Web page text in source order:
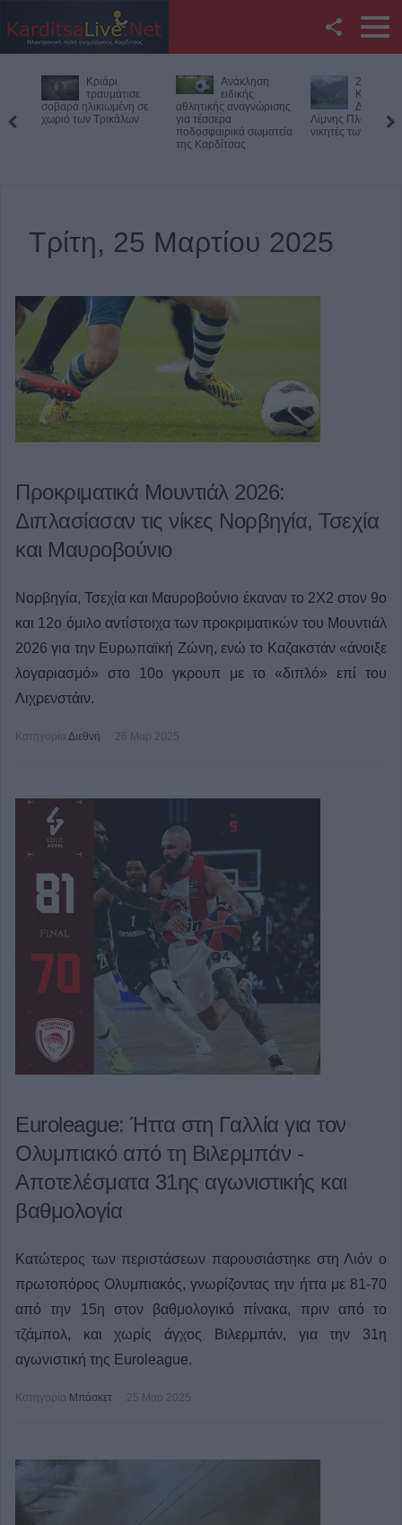
Twitter
YouTube
Επικοινωνία με το
KarditsaLive.Net
Ανάκληση
ειδικής
αθλητικής αναγνώρισης
για τέσσερα
27ος
Κολυμβητικός
Διάπλους
Λίμνης Πλαστήρα: Οι
νικητές των αγώνων
τροχαίο
33χρονο
μοτοσικλετιστή
Πιερία
Τρίτη, 25 Μαρτίου 2025
Προκριματικά Μουντιάλ 2026:
Διπλασίασαν τις νίκες Νορβηγία, Τσεχία
και Μαυροβούνιο
Νορβηγία, Τσεχία και Μαυροβούνιο έκαναν το 2Χ2 στον 9ο
και 12ο όμιλο αντίστοιχα των προκριματικών του Μουντιάλ
2026 για την Ευρωπαϊκή Ζώνη, ενώ το Καζακστάν «άνοιξε
λογαριασμό» στο 10ο γκρουπ με το «διπλό» επί του
Λιχρενστάιν.
Κατηγορία Διεθνή 26 Μαρ 2025
Euroleague: Ήττα στη Γαλλία για τον
Ολυμπιακό από τη Βιλερμπάν -
Αποτελέσματα 31ης αγωνιστικής και
βαθμολογία
Κατώτερος των περιστάσεων παρουσιάστηκε στη Λιόν ο
πρωτοπόρος Ολυμπιακός, γνωρίζοντας την ήττα με 81-70
από την 15η στον βαθμολογικό πίνακα, πριν από το
τζάμπολ, και χωρίς άγχος Βιλερμπάν, για την 31η
αγωνιστική της Euroleague.
Κατηγορία Μπάσκετ 25 Μαρ 2025